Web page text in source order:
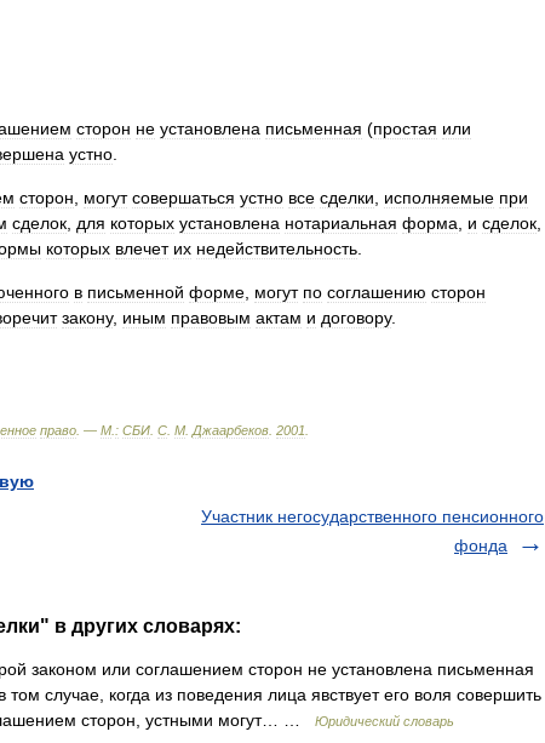
сторон не установлена письменная (простая или
устно
сторон могут совершаться устно все сделки исполняемые при
сделок для которых установлена нотариальная форма и сделок
которых влечет их недействительность
в письменной форме могут по соглашению сторон
закону, иным правовым актам и договору.
право . — М : СБИ С М Джаарбеков 2001
Участник негосударственного пенсионного
фонда
в других словарях:
законом или соглашением сторон не установлена письменная
случае, когда из поведения лица явствует его воля совершить
сторон, устными могут… …
Юридический словарь